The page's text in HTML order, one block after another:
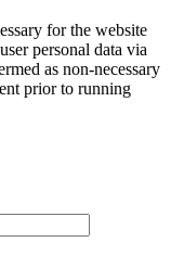
for the website
personal data via
as non-necessary
prior to running